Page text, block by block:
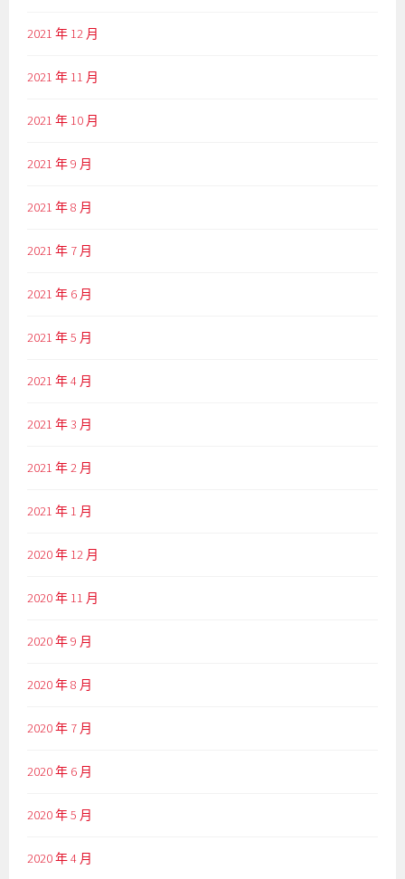
2021 年 12 月
2021 年 11 月
2021 年 10 月
2021 年 9 月
2021 年 8 月
2021 年 7 月
2021 年 6 月
2021 年 5 月
2021 年 4 月
2021 年 3 月
2021 年 2 月
2021 年 1 月
2020 年 12 月
2020 年 11 月
2020 年 9 月
2020 年 8 月
2020 年 7 月
2020 年 6 月
2020 年 5 月
2020 年 4 月